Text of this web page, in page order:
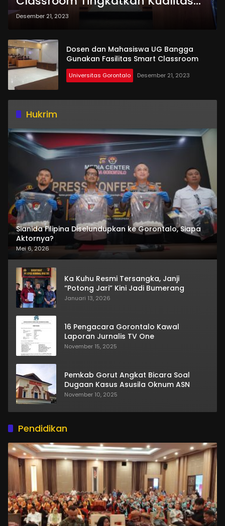
Pembelajaran
Desember 21, 2023
Dosen dan Mahasiswa UG Bangga
Gunakan Fasilitas Smart Classroom
Universitas Gorontalo Desember 21, 2023
Hukrim
Sianida Filipina Diselundupkan ke Gorontalo, Siapa
Aktornya?
Mei 6, 2026
Ka Kuhu Resmi Tersangka, Janji
“Potong Jari” Kini Jadi Bumerang
Januari 13, 2026
16 Pengacara Gorontalo Kawal
Laporan Jurnalis TV One
November 15, 2025
Pemkab Gorut Angkat Bicara Soal
Dugaan Kasus Asusila Oknum ASN
November 10, 2025
Pendidikan